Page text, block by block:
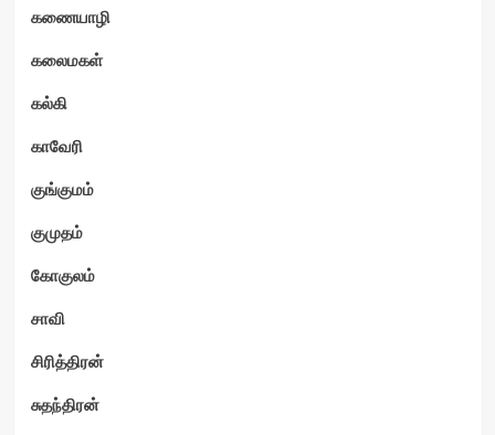
கணையாழி
கலைமகள்
கல்கி
காவேரி
குங்குமம்
குமுதம்
கோகுலம்
சாவி
சிரித்திரன்
சுதந்திரன்